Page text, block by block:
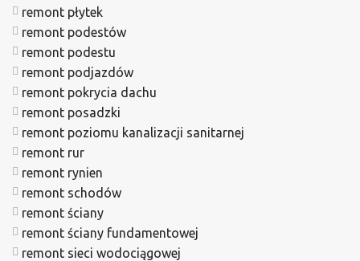
remont płytek
remont podestów
remont podestu
remont podjazdów
remont pokrycia dachu
remont posadzki
remont poziomu kanalizacji sanitarnej
remont rur
remont rynien
remont schodów
remont ściany
remont ściany fundamentowej
remont sieci wodociągowej